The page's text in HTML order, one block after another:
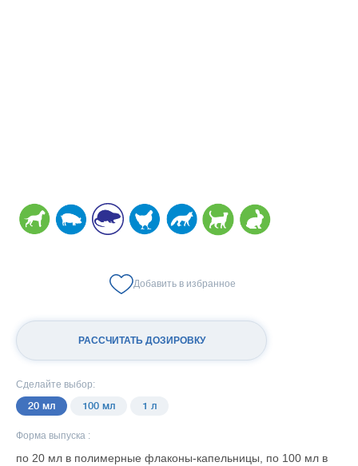
Добавить в избранное
РАССЧИТАТЬ ДОЗИРОВКУ
Сделайте выбор:
20 мл 100 мл 1 л
Форма выпуска :
по 20 мл в полимерные флаконы-капельницы, по 100 мл в